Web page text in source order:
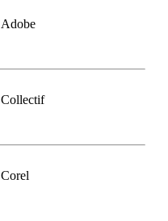
Adobe
Collectif
Corel